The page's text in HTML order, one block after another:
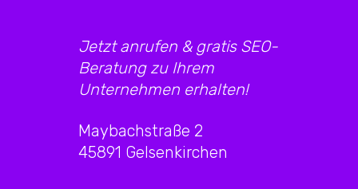
Jetzt anrufen & gratis SEO-
Beratung zu Ihrem
Unternehmen erhalten!
Maybachstraße 2
45891 Gelsenkirchen